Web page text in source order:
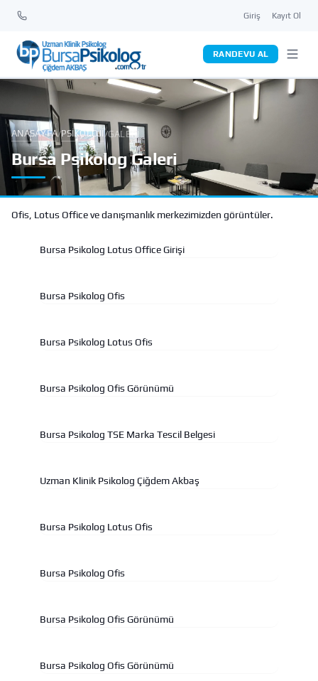
Giriş Kayıt Ol
RANDEVU AL
ANASAYFA/PSIKOLOJI/GALERI
Bursa Psikolog Galeri
Ofis, Lotus Office ve danışmanlık merkezimizden görüntüler.
Bursa Psikolog Lotus Office Girişi
Bursa Psikolog Ofis
Bursa Psikolog Lotus Ofis
Bursa Psikolog Ofis Görünümü
Bursa Psikolog TSE Marka Tescil Belgesi
Uzman Klinik Psikolog Çiğdem Akbaş
Bursa Psikolog Lotus Ofis
Bursa Psikolog Ofis
Bursa Psikolog Ofis Görünümü
Bursa Psikolog Ofis Görünümü